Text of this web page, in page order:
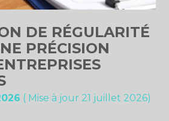
DE RÉGULARITÉ
PRÉCISION
( Mise à jour 21 juillet 2026)